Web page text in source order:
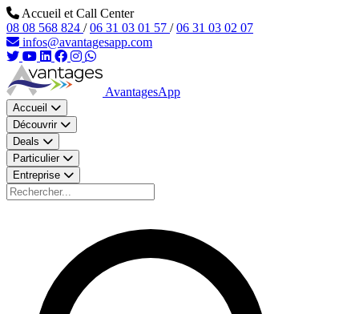
Aller au contenu principal
Accueil et Call Center
08 08 568 824 / 06 31 03 01 57 / 06 31 03 02 07
infos@avantagesapp.com
AvantagesApp
Accueil
Découvrir
Deals
Particulier
Entreprise